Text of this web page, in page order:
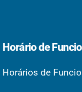
Horário de
Horários de